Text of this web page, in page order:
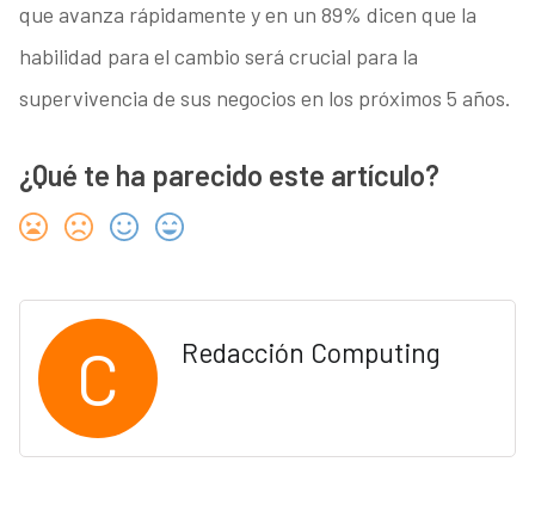
que avanza rápidamente y en un 89% dicen que la
habilidad para el cambio será crucial para la
supervivencia de sus negocios en los próximos 5 años.
¿Qué te ha parecido este artículo?
C Redacción Computing